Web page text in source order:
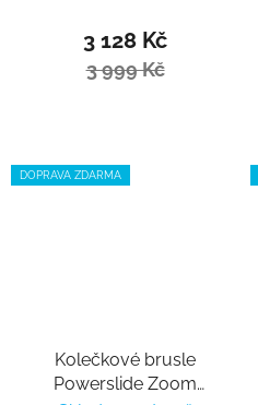
3 128 Kč
3 999 Kč
DOPRAVA ZDARMA
Kolečkové brusle
Powerslide Zoom